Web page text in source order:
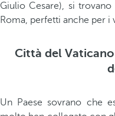
Giulio Cesare), si
Roma, perfetti anche per i
Città del
Un Paese sovrano che